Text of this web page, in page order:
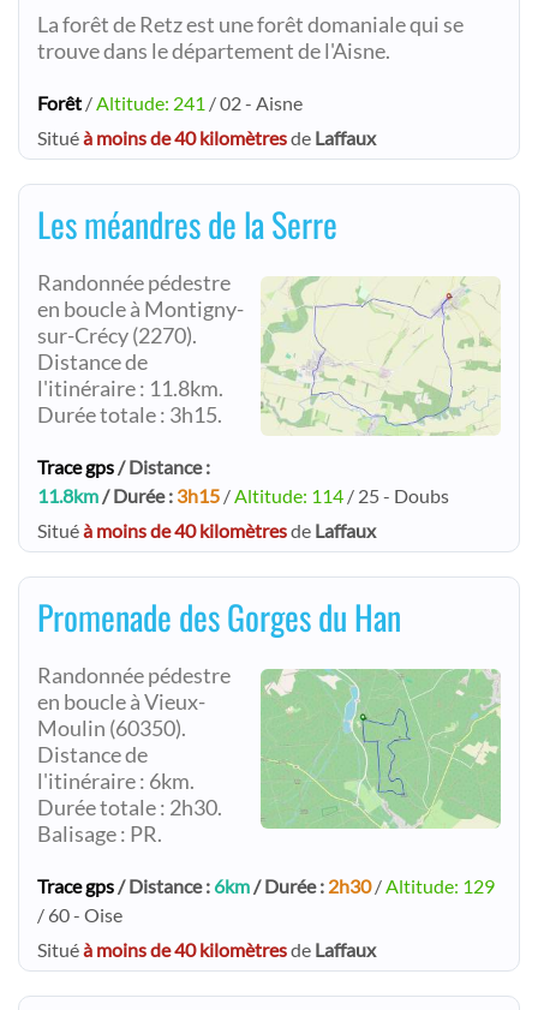
La forêt de Retz est une forêt domaniale qui se
trouve dans le département de l'Aisne.
Forêt /Altitude: 241 / 02 - Aisne
Situéà moins de 40 kilomètresde Laffaux
Les méandres de la Serre
Randonnée pédestre
en boucle à Montigny-
sur-Crécy (2270).
Distance de
l'itinéraire : 11.8km.
Durée totale : 3h15.
Trace gps/ Distance :
11.8km/ Durée : 3h15 /Altitude: 114 / 25 - Doubs
Situéà moins de 40 kilomètresde Laffaux
Promenade des Gorges du Han
Randonnée pédestre
en boucle à Vieux-
Moulin (60350).
Distance de
l'itinéraire : 6km.
Durée totale : 2h30.
Balisage : PR.
Trace gps/ Distance : 6km/ Durée : 2h30/Altitude: 129
/ 60 - Oise
Situéà moins de 40 kilomètresde Laffaux